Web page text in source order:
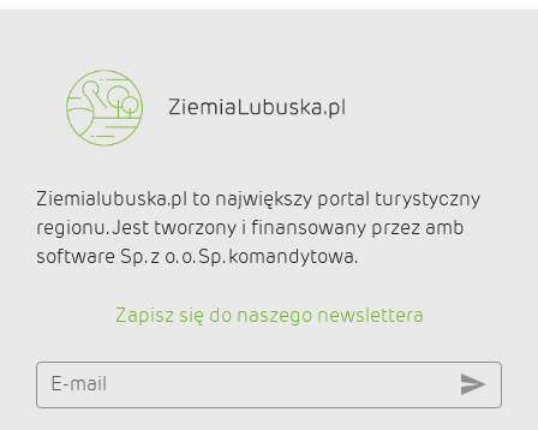
Ziemialubuska.pl to największy portal turystyczny
regionu. Jest tworzony i finansowany przez amb
software Sp. z o. o. Sp. komandytowa.
Zapisz się do naszego newslettera
E-mail